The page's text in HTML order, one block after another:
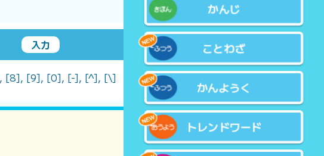
入力
[8], [9], [0], [-], [^], [\]
かんじ
ことわざ
かんようく
トレンドワード